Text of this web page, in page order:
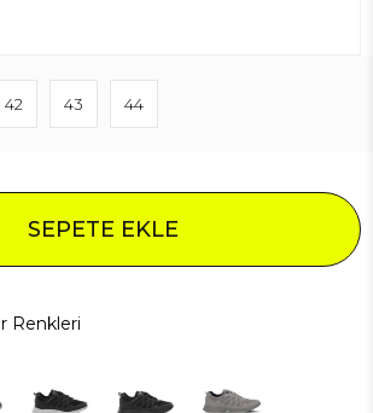
42 43 44
SEPETE EKLE
Renkleri